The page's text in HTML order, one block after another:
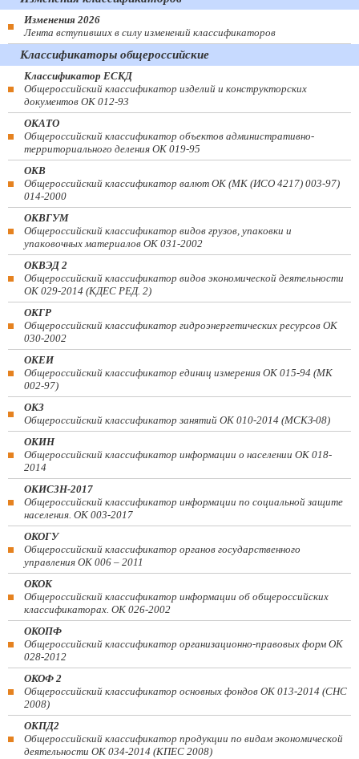
Изменения 2026
Лента вступивших в силу изменений классификаторов
Классификаторы общероссийские
Классификатор ЕСКД
Общероссийский классификатор изделий и конструкторских
документов ОК 012-93
ОКАТО
Общероссийский классификатор объектов административно-
территориального деления ОК 019-95
ОКВ
Общероссийский классификатор валют ОК (МК (ИСО 4217) 003-97)
014-2000
ОКВГУМ
Общероссийский классификатор видов грузов, упаковки и
упаковочных материалов ОК 031-2002
ОКВЭД 2
Общероссийский классификатор видов экономической деятельности
ОК 029-2014 (КДЕС РЕД. 2)
ОКГР
Общероссийский классификатор гидроэнергетических ресурсов ОК
030-2002
ОКЕИ
Общероссийский классификатор единиц измерения ОК 015-94 (МК
002-97)
ОКЗ
Общероссийский классификатор занятий ОК 010-2014 (МСКЗ-08)
ОКИН
Общероссийский классификатор информации о населении ОК 018-
2014
ОКИСЗН-2017
Общероссийский классификатор информации по социальной защите
населения. ОК 003-2017
ОКОГУ
Общероссийский классификатор органов государственного
управления ОК 006 – 2011
ОКОК
Общероссийский классификатор информации об общероссийских
классификаторах. ОК 026-2002
ОКОПФ
Общероссийский классификатор организационно-правовых форм ОК
028-2012
ОКОФ 2
Общероссийский классификатор основных фондов ОК 013-2014 (СНС
2008)
ОКПД2
Общероссийский классификатор продукции по видам экономической
деятельности ОК 034-2014 (КПЕС 2008)